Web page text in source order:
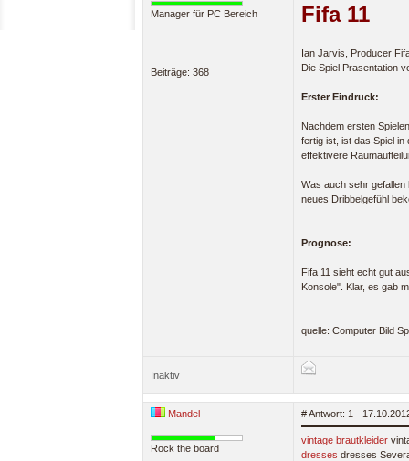
Manager für PC Bereich
Beiträge: 368
Fifa 11
Ian Jarvis, Producer
Die Spiel Prasentation
Erster Eindruck:
Nachdem ersten
fertig ist, ist das Spiel
effektivere
Was auch sehr gefallen
neues Dribbelgefühl
Prognose:
Fifa 11 sieht echt gut
Konsole". Klar, es gab
quelle: Computer Bild
Inaktiv
Mandel
Rock the board
# Antwort: 1 -
vintage brautkleider
dresses dresses